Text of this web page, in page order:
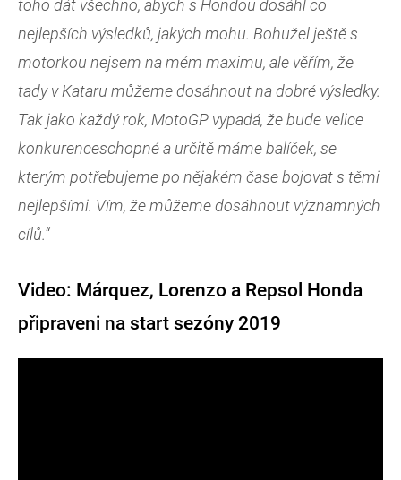
toho dát všechno, abych s Hondou dosáhl co
nejlepších výsledků, jakých mohu. Bohužel ještě s
motorkou nejsem na mém maximu, ale věřím, že
tady v Kataru můžeme dosáhnout na dobré výsledky.
Tak jako každý rok, MotoGP vypadá, že bude velice
konkurenceschopné a určitě máme balíček, se
kterým potřebujeme po nějakém čase bojovat s těmi
nejlepšími. Vím, že můžeme dosáhnout významných
cílů.“
Video: Márquez, Lorenzo a Repsol Honda
připraveni na start sezóny 2019